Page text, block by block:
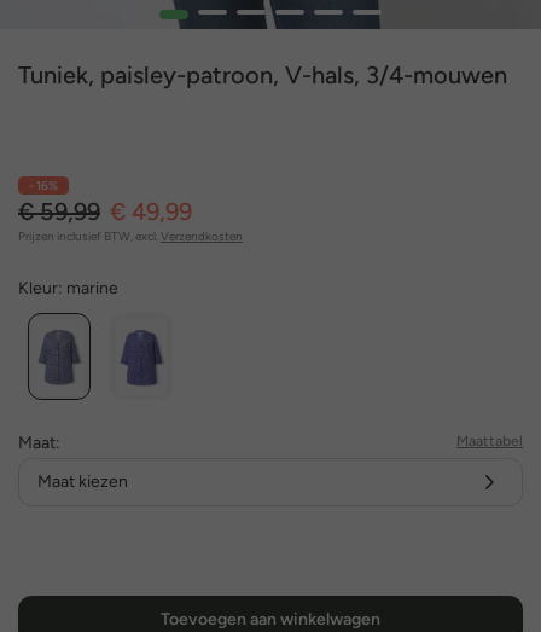
1 2 3 4 5 6
Tuniek, paisley-patroon, V-hals, 3/4-mouwen
- 16%
€ 59,99 € 49,99
Prijzen inclusief BTW, excl. Verzendkosten
Kleur: marine
Maat: Maattabel
Maat kiezen
Toevoegen aan winkelwagen